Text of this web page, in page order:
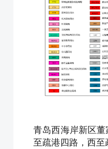
青岛西海岸新区
至疏港四路，西